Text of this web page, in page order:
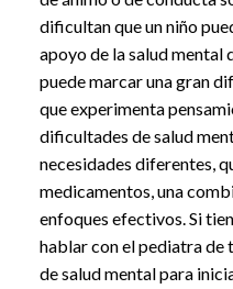
dificultan que un niño
apoyo de la salud mental
puede marcar una gran
que experimenta
dificultades de salud
necesidades diferentes,
medicamentos, una
enfoques efectivos. Si
hablar con el pediatra de
de salud mental para